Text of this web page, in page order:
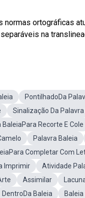
normas ortográficas
na
PontilhadoDa
Sinalização Da
BaleiaPara Recorte E Cole
Palavra Baleia
Completar Com
Imprimir Atividade
Assimilar
DentroDa Baleia